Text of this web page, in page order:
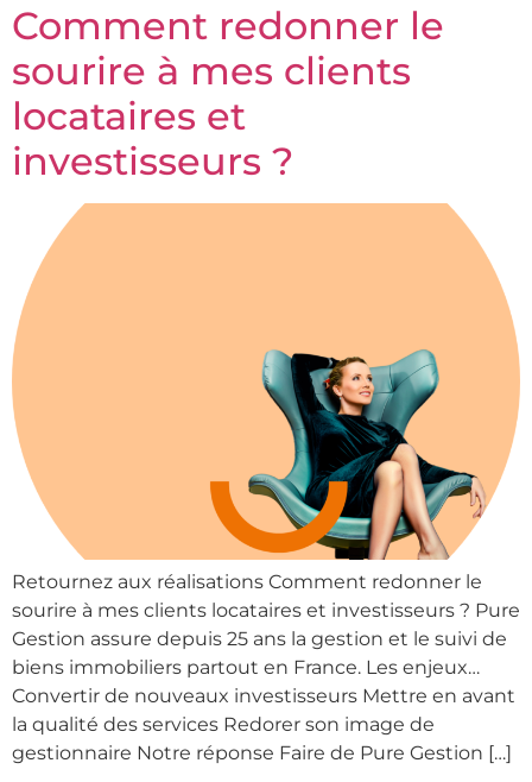
Nos métiers
Nos réalisations
Contactez nous
Comment redonner le
sourire à mes clients
locataires et
investisseurs ?
Retournez aux réalisations Comment redonner le
sourire à mes clients locataires et investisseurs ? Pure
Gestion assure depuis 25 ans la gestion et le suivi de
biens immobiliers partout en France. Les enjeux…
Convertir de nouveaux investisseurs Mettre en avant
la qualité des services Redorer son image de
gestionnaire Notre réponse Faire de Pure Gestion […]